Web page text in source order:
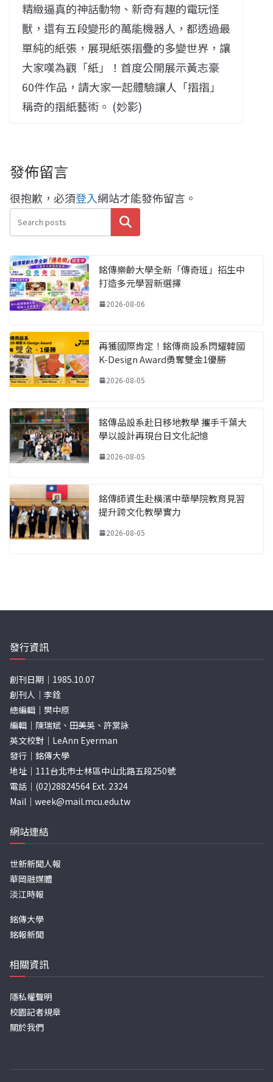
精緻逼真的神話動物、新奇有趣的電玩怪
獸，還有五段變形的萬能機器人，都透過最
單純的紙張，展現紙張摺疊的多變世界，讓
大家嘆為觀「紙」！首度公開展示黃志豪
60件作品，請大家一起體驗讓人「摺摺」
稱奇的摺紙藝術。 (妙影)
發佈留言
很抱歉，必須登入網站才能發佈留言。
搜尋
銘傳樂齡大學全新「傳奇班」招生中
打造多元學習新選擇
2026-08-06
再獲國際肯定！銘傳商設系閃耀韓國
K-Design Award勇奪雙金1優勝
2026-08-05
銘傳品設系赴日移地教學 攜手千葉大
學以設計再現台日文化記憶
2026-08-05
銘傳師資生赴橫濱中華學院教育見習
提升跨文化教學實力
2026-08-05
發行資訊
創刊日期｜1985.10.07
創刊人｜李銓
總編輯｜樊中原
編輯｜陳瑞斌、田美英、許棠詠
英文校對｜LeAnn Eyerman
發行｜銘傳大學
地址｜111台北市士林區中山北路五段250號
電話｜(02)28824564 Ext. 2324
Mail｜ week@mail.mcu.edu.tw
網站連結
世新新聞人報
華岡融媒體
淡江時報
銘傳大學
銘報新聞
相關資訊
隱私權聲明
校園記者規章
關於我們